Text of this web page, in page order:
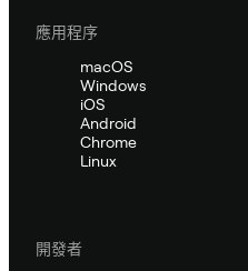
應用程序
macOS
Windows
iOS
Android
Chrome
Linux
開發者